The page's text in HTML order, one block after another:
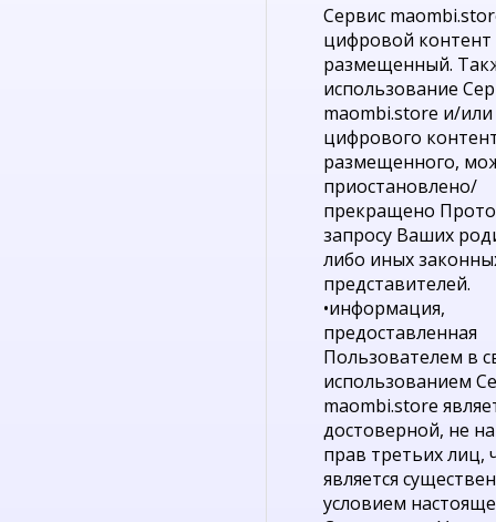
Сервис
цифровой
размещенный.
использование
maombi.store и/или
цифрового
размещенного,
приостановлено/
прекращено
запросу Ваших
либо иных
представителей.
•информация,
предоставленная
Пользователем в
использованием
maombi.store
достоверной, не
прав третьих лиц,
является
условием